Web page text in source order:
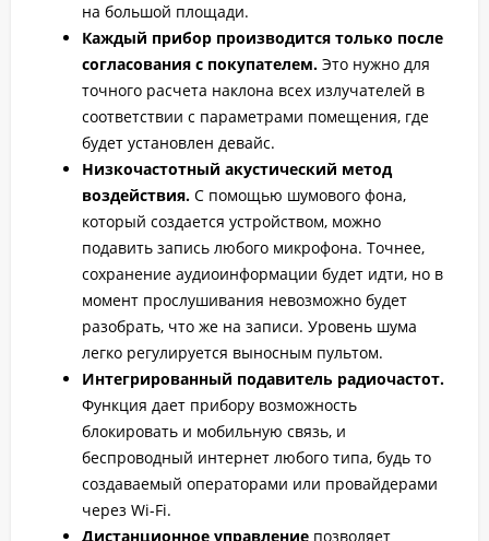
на большой площади.
Каждый прибор производится только после
согласования с покупателем. Это нужно для
точного расчета наклона всех излучателей в
соответствии с параметрами помещения, где
будет установлен девайс.
Низкочастотный акустический метод
воздействия. С помощью шумового фона,
который создается устройством, можно
подавить запись любого микрофона. Точнее,
сохранение аудиоинформации будет идти, но в
момент прослушивания невозможно будет
разобрать, что же на записи. Уровень шума
легко регулируется выносным пультом.
Интегрированный подавитель радиочастот.
Функция дает прибору возможность
блокировать и мобильную связь, и
беспроводный интернет любого типа, будь то
создаваемый операторами или провайдерами
через Wi-Fi.
Дистанционное управление позволяет